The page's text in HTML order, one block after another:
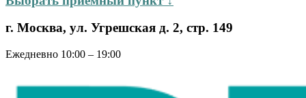
г. Москва, ул. Угрешская д. 2, стр. 149
Ежедневно 10:00 – 19:00